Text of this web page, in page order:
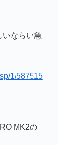
いならい急
1/587515
MK2の